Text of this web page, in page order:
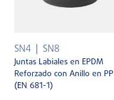
SN4 SN8
Juntas Labiales en EPDM
Reforzado con Anillo en PP
(EN 681-1)